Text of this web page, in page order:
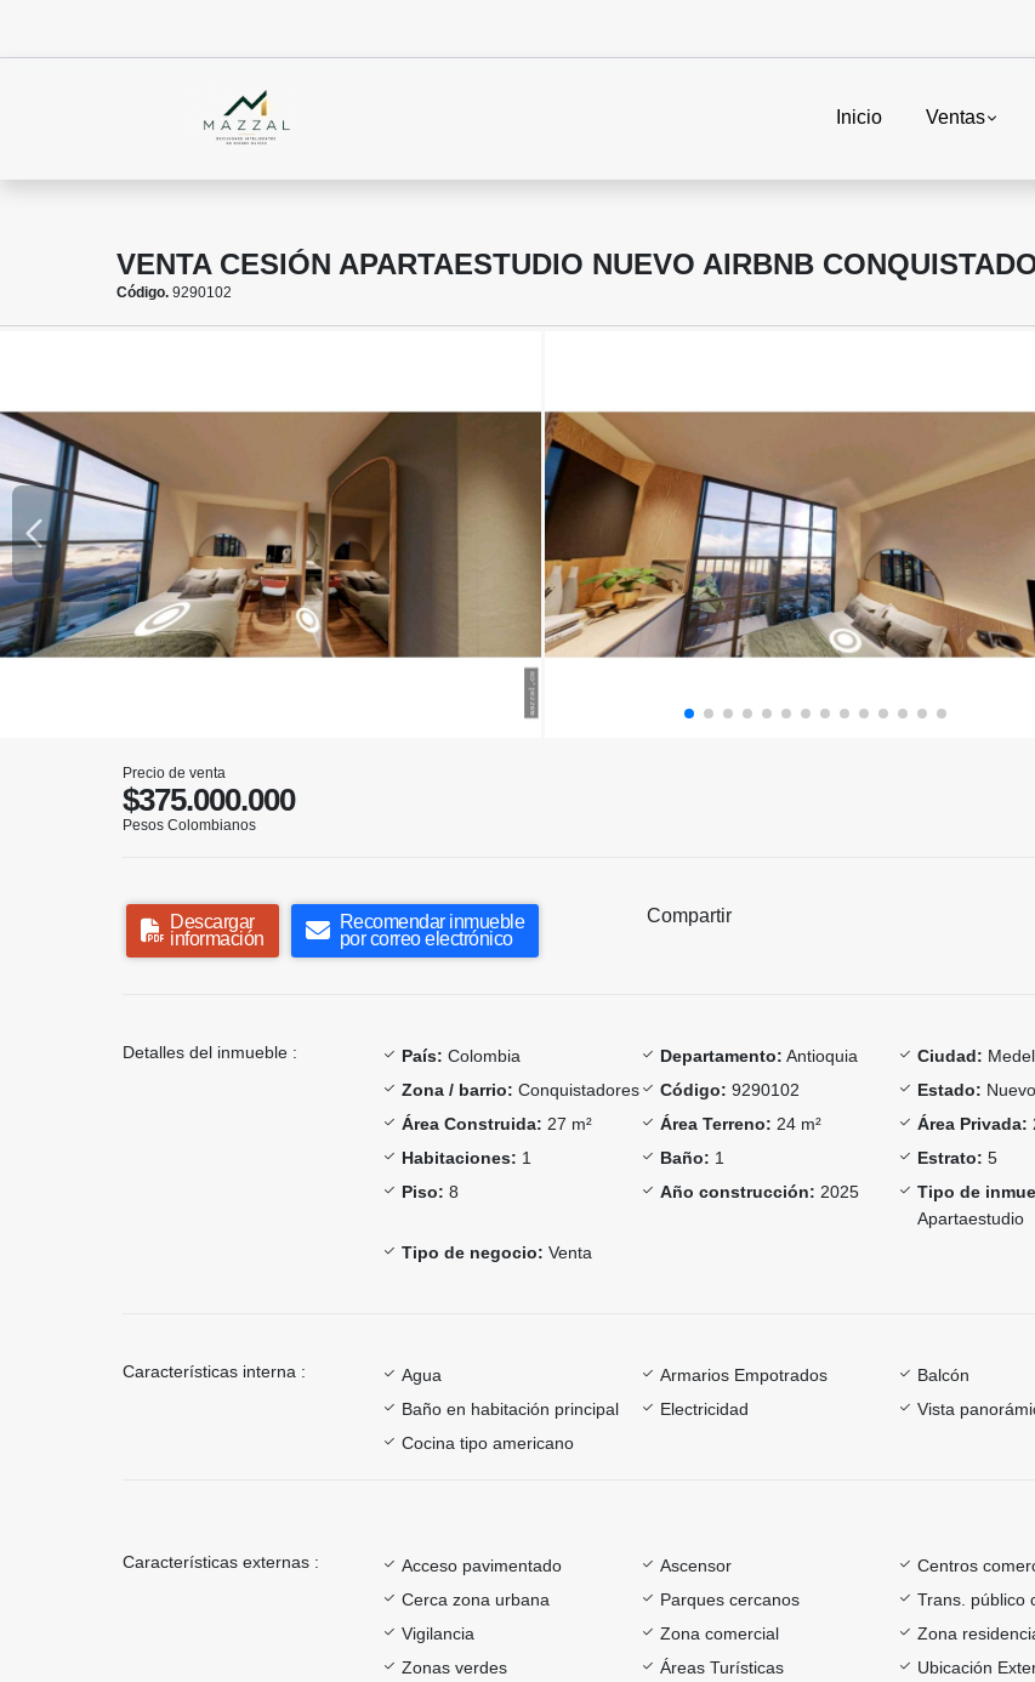
Inicio Ventas
VENTA CESIÓN APARTAESTUDIO NUEVO AIRBNB
Código. 9290102
Precio de venta
$375.000.000
Pesos Colombianos
Descargar
información
Recomendar inmueble
por correo electrónico
Compartir
Detalles del inmueble : País: Colombia Departamento: Antioquia Ciudad:
Zona / barrio: Conquistadores Código: 9290102 Estado: Nuevo
Área Construida: 27 m² Área Terreno: 24 m² Área Privada:
Habitaciones: 1 Baño: 1 Estrato: 5
Piso: 8 Año construcción: 2025
Tipo de
Apartaestudio
Tipo de negocio: Venta
Características interna : Agua Armarios Empotrados
Balcón
Baño en habitación principal
Electricidad
Vista
Cocina tipo americano
Características externas : Acceso pavimentado Ascensor
Centros
Cerca zona urbana
Parques cercanos
Trans. público
Vigilancia
Zona comercial
Zona
Zonas verdes
Áreas Turísticas
Ubicación